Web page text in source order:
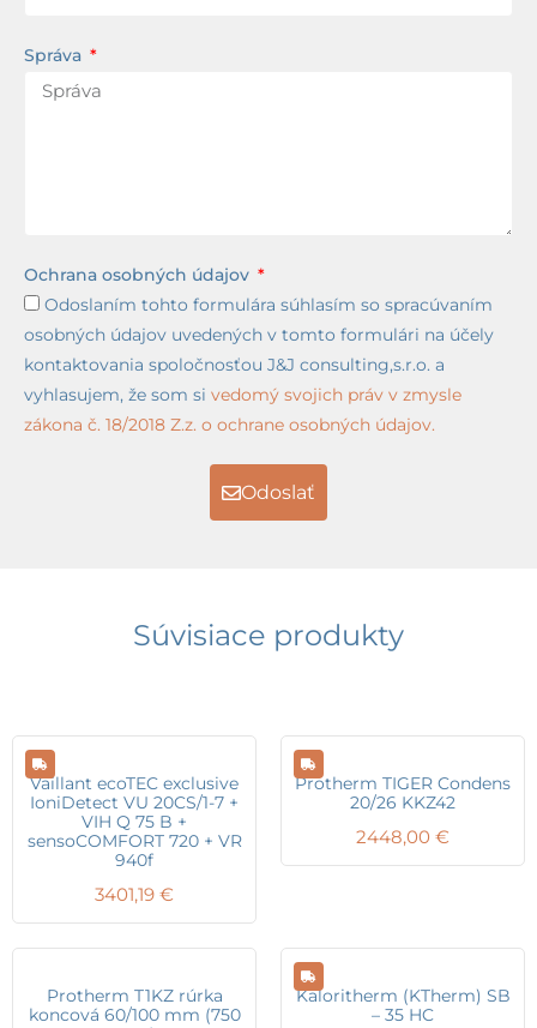
Správa
Ochrana osobných údajov
Odoslaním tohto formulára súhlasím so spracúvaním
osobných údajov uvedených v tomto formulári na účely
kontaktovania spoločnosťou J&J consulting,s.r.o. a
vyhlasujem, že som si vedomý svojich práv v zmysle
zákona č. 18/2018 Z.z. o ochrane osobných údajov.
Odoslať
Súvisiace produkty
Vaillant ecoTEC exclusive
IoniDetect VU 20CS/1-7 +
VIH Q 75 B +
sensoCOMFORT 720 + VR
940f
3401,19 €
Protherm TIGER Condens
20/26 KKZ42
2448,00 €
Protherm T1KZ rúrka
koncová 60/100 mm (750
Kaloritherm (KTherm) SB
– 35 HC